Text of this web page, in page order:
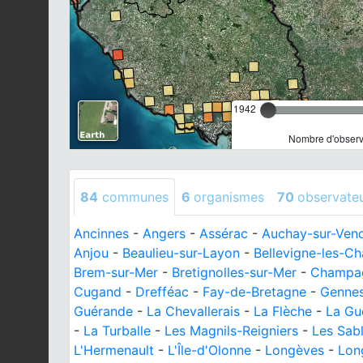
1942
Nombre
84 communes 6 organismes 70
Ancinnes - Angers - Assérac - Auchay-sur-
Anjou - Beaulieu-sur-Layon - Bellevigne-les-
Brem-sur-Mer - Bretignolles-sur-Mer -
Cugand - Drefféac - Fay-de-Bretagne -
Guérande - La Chevallerais - La Flèche - La
- La Turballe - Les Magnils-Reigniers - Les
L'Hermenault - L'Île-d'Olonne - Longèves -